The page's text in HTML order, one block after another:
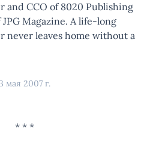
and CCO of 8020 Publishing
Magazine. A life-long
never leaves home without a
мая 2007 г.